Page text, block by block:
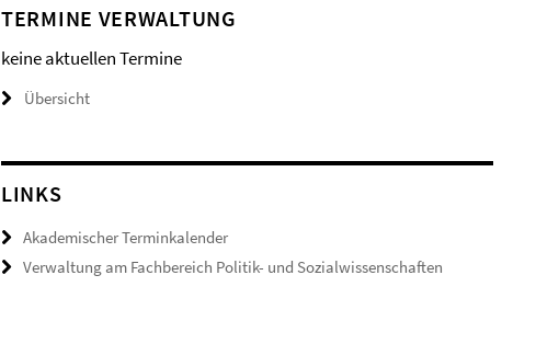
TERMINE VERWALTUNG
keine aktuellen Termine
Übersicht
LINKS
Akademischer Terminkalender
Verwaltung am Fachbereich Politik- und Sozialwissenschaften